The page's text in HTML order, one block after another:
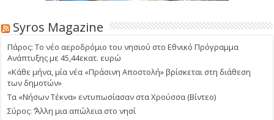
Syros Magazine
Πάρος: Το νέο αεροδρόμιο του νησιού στο Εθνικό Πρόγραμμα
Ανάπτυξης με 45,44εκατ. ευρώ
«Κάθε μήνα, μία νέα «Πράσινη Αποστολή» βρίσκεται στη διάθεση
των δημοτών»
Τα «Νήσων Τέκνα» εντυπωσίασαν στα Χρούσσα (Βίντεο)
Σύρος: ΄’Άλλη μια απώλεια στο νησί